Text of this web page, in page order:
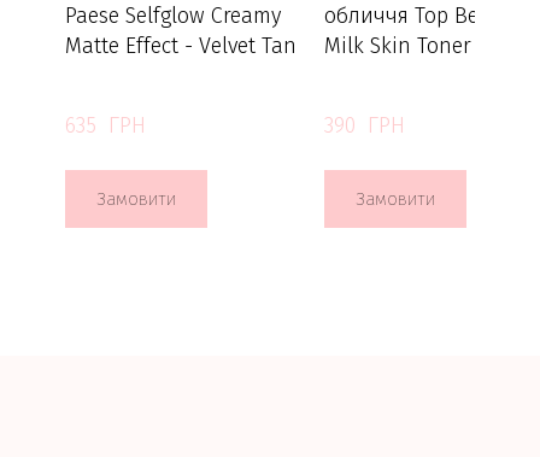
Paese Selfglow Creamy
Matte Effect - Velvet Tan
635  ГРН
Замовити
обличчя Top Beauty
Milk Skin Toner 50 мл
390  ГРН
Замовити